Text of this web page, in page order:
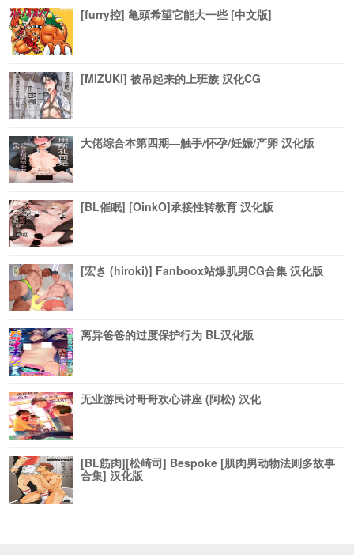
[furry控] 亀頭希望它能大一些 [中文版]
[MIZUKI] 被吊起来的上班族 汉化CG
大佬综合本第四期―触手/怀孕/妊娠/产卵 汉化版
[BL催眠] [OinkO]承接性转教育 汉化版
[宏き (hiroki)] Fanboox站爆肌男CG合集 汉化版
离异爸爸的过度保护行为 BL汉化版
无业游民讨哥哥欢心讲座 (阿松) 汉化
[BL筋肉][松崎司] Bespoke [肌肉男动物法则多故事
合集] 汉化版